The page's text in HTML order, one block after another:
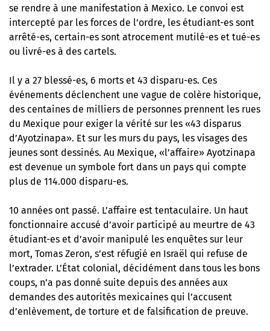
se rendre à une manifestation à Mexico. Le convoi est
intercepté par les forces de l’ordre, les étudiant-es sont
arrêté-es, certain-es sont atrocement mutilé-es et tué-es
ou livré-es à des cartels.
Il y a 27 blessé-es, 6 morts et 43 disparu-es. Ces
événements déclenchent une vague de colère historique,
des centaines de milliers de personnes prennent les rues
du Mexique pour exiger la vérité sur les «43 disparus
d’Ayotzinapa». Et sur les murs du pays, les visages des
jeunes sont dessinés. Au Mexique, «l’affaire» Ayotzinapa
est devenue un symbole fort dans un pays qui compte
plus de 114.000 disparu-es.
10 années ont passé. L’affaire est tentaculaire. Un haut
fonctionnaire accusé d’avoir participé au meurtre de 43
étudiant-es et d’avoir manipulé les enquêtes sur leur
mort, Tomas Zeron, s’est réfugié en Israël qui refuse de
l’extrader. L’État colonial, décidément dans tous les bons
coups, n’a pas donné suite depuis des années aux
demandes des autorités mexicaines qui l’accusent
d’enlèvement, de torture et de falsification de preuve.